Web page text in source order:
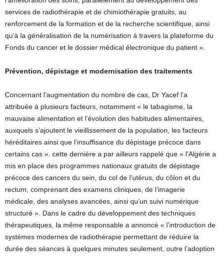
services de radiothérapie et de chimiothérapie gratuits, au
renforcement de la formation et de la recherche scientifique, ainsi
qu’à la généralisation de la numérisation à travers la plateforme du
Fonds du cancer et le dossier médical électronique du patient ».
Prévention, dépistage et modernisation des traitements
Concernant l’augmentation du nombre de cas, Dr Yacef l’a
attribuée à plusieurs facteurs, notamment « le tabagisme, la
mauvaise alimentation et l’évolution des habitudes alimentaires,
auxquels s’ajoutent le vieillissement de la population, les facteurs
héréditaires ainsi que l’insuffisance du dépistage précoce dans
certains cas ». cette dernière a par ailleurs rappelé que « l’Algérie a
mis en place des programmes nationaux gratuits de dépistage
précoce des cancers du sein, du col de l’utérus, du côlon et du
rectum, comprenant des examens cliniques, de l’imagerie
médicale, des analyses avancées, ainsi qu’un suivi numérique
structuré ». Dans le cadre du développement des techniques
thérapeutiques, la même responsable a annoncé « l’introduction de
systèmes modernes de radiothérapie permettant de réduire la
durée des séances à quelques minutes seulement, outre l’adoption